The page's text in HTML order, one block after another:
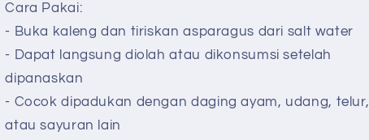
Cara Pakai:
- Buka kaleng dan tiriskan asparagus dari salt water
- Dapat langsung diolah atau dikonsumsi setelah
dipanaskan
- Cocok dipadukan dengan daging ayam, udang, telur,
atau sayuran lain